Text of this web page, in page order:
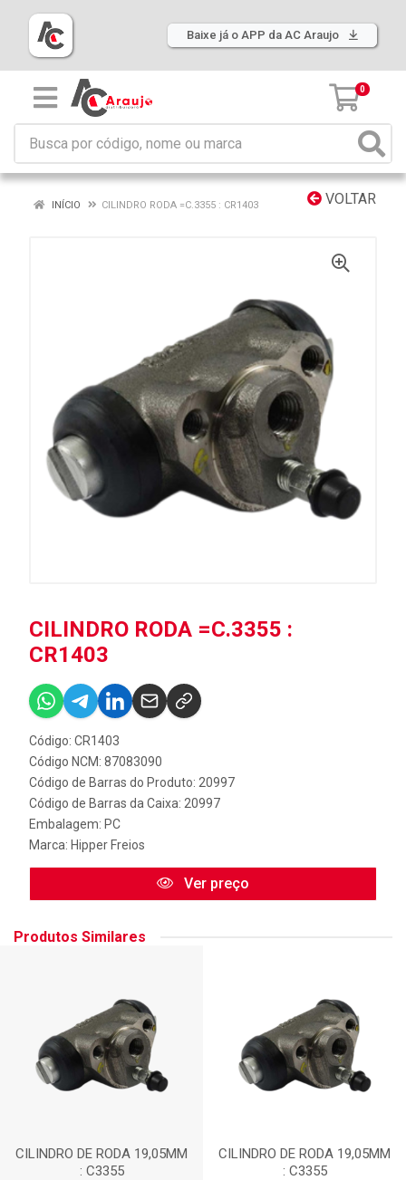
Baixe já o APP da AC Araujo
0
VOLTAR
INÍCIO CILINDRO RODA =C.3355 : CR1403
CILINDRO RODA =C.3355 :
CR1403
Código: CR1403
Código NCM: 87083090
Código de Barras do Produto: 20997
Código de Barras da Caixa: 20997
Embalagem: PC
Marca: Hipper Freios
Ver preço
Produtos Similares
CILINDRO DE RODA 19,05MM
: C3355
CILINDRO DE RODA 19,05MM
: C3355